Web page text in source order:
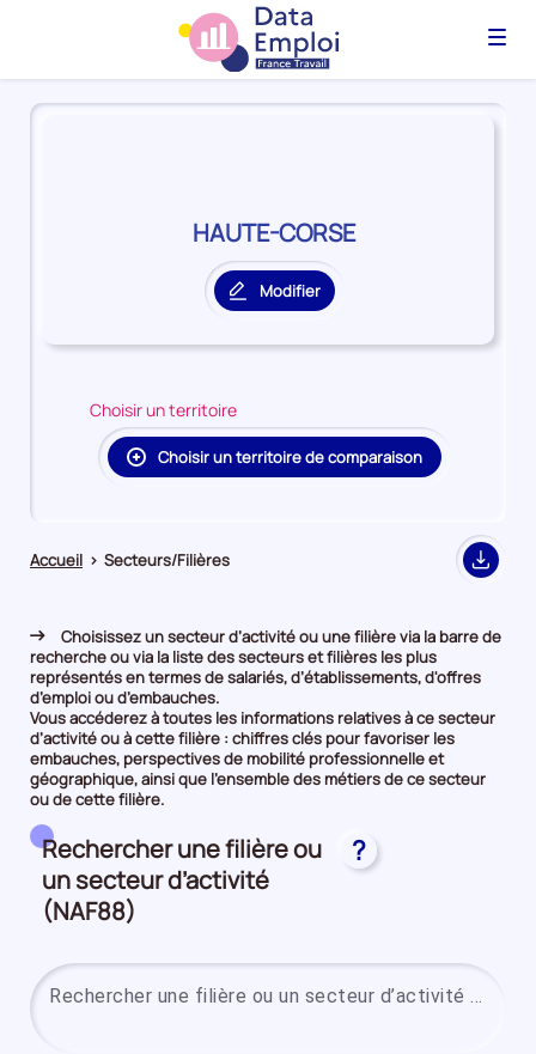
Menu
Panorama
HAUTE-CORSE
Modifier
le
principal
Choisir un territoire
Choisir un territoire de comparaison
Accueil > Secteurs/Filières Export
Choisissez un secteur d’activité ou une filière via la barre de
recherche ou via la liste des secteurs et filières les plus
représentés en termes de salariés, d’établissements, d'offres
d’emploi ou d’embauches.
Vous accéderez à toutes les informations relatives à ce secteur
d’activité ou à cette filière : chiffres clés pour favoriser les
embauches, perspectives de mobilité professionnelle et
géographique, ainsi que l’ensemble des métiers de ce secteur
ou de cette filière.
Rechercher une filière ou
un secteur d’activité
(NAF88)
?